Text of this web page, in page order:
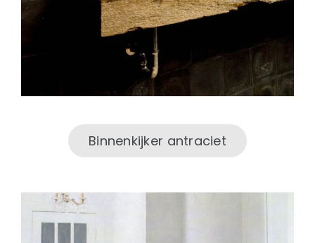
Binnenkijker antraciet